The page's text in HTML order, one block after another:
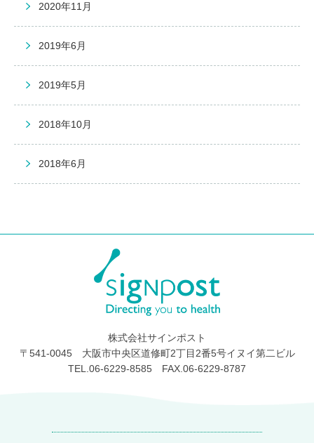
2020年11月
2019年6月
2019年5月
2018年10月
2018年6月
株式会社サインポスト
〒541-0045 大阪市中央区道修町2丁目2番5号イヌイ第二ビル
TEL.06-6229-8585 FAX.06-6229-8787